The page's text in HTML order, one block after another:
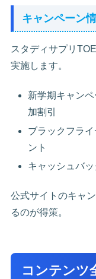
キャンペーン
スタディサプリ
実施します。
新学期キャン
加割引
ブラックフラ
ント
キャッシュバ
公式サイトのキャ
るのが得策。
コンテンツ